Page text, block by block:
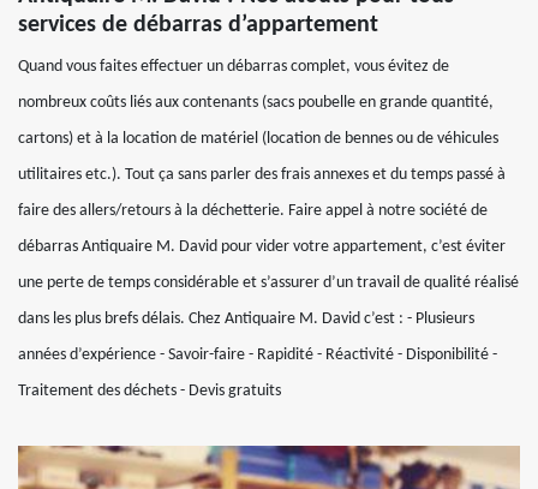
services de débarras d’appartement
Quand vous faites effectuer un débarras complet, vous évitez de
nombreux coûts liés aux contenants (sacs poubelle en grande quantité,
cartons) et à la location de matériel (location de bennes ou de véhicules
utilitaires etc.). Tout ça sans parler des frais annexes et du temps passé à
faire des allers/retours à la déchetterie. Faire appel à notre société de
débarras Antiquaire M. David pour vider votre appartement, c’est éviter
une perte de temps considérable et s’assurer d’un travail de qualité réalisé
dans les plus brefs délais. Chez Antiquaire M. David c’est : - Plusieurs
années d’expérience - Savoir-faire - Rapidité - Réactivité - Disponibilité -
Traitement des déchets - Devis gratuits